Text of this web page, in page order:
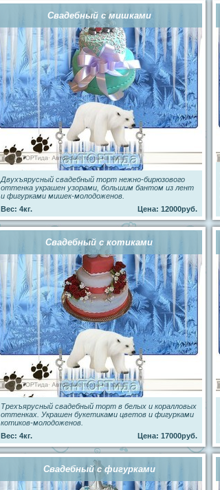
Свадебный с мишками
Двухъярусный свадебный торт нежно-бирюзового
оттенка украшен узорами, большим бантом из лент
и фигурками мишек-молодоженов.
Вес: 4кг.
Цена: 12000руб.
Свадебный с котиками
Трехъярусный свадебный торт в белых и коралловых
оттенках. Украшен букетиками цветов и фигурками
котиков-молодоженов.
Вес: 4кг.
Цена: 17000руб.
Свадебный с фигурками